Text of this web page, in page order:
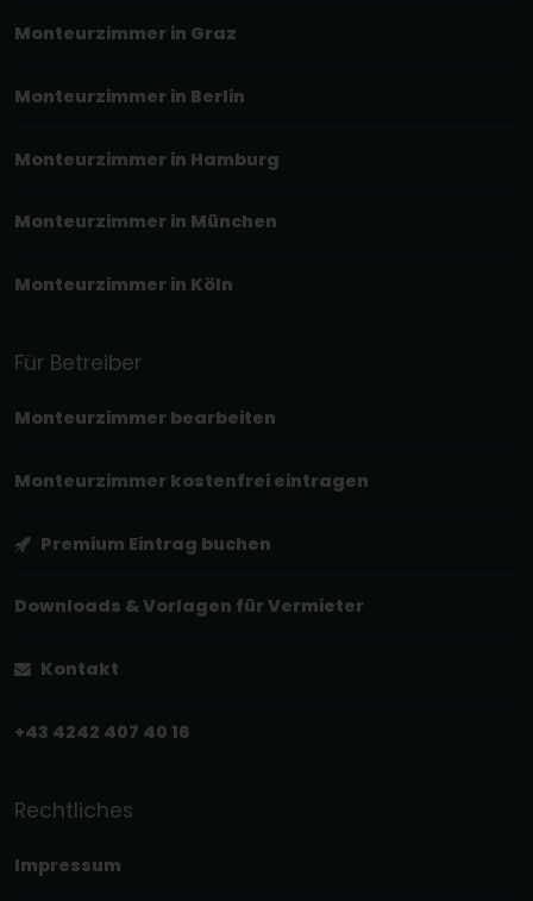
Monteurzimmer in Graz
Monteurzimmer in Berlin
Monteurzimmer in Hamburg
Monteurzimmer in München
Monteurzimmer in Köln
Für Betreiber
Monteurzimmer bearbeiten
Monteurzimmer kostenfrei eintragen
Premium Eintrag buchen
Downloads & Vorlagen für Vermieter
Kontakt
+43 4242 407 40 16
Rechtliches
Impressum